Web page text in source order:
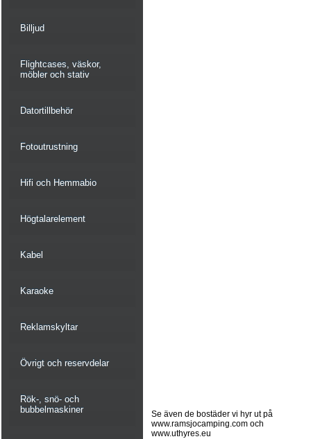
Billjud
Flightcases, väskor,
möbler och stativ
Datortillbehör
Fotoutrustning
Hifi och Hemmabio
Högtalarelement
Kabel
Karaoke
Reklamskyltar
Övrigt och reservdelar
Rök-, snö- och
bubbelmaskiner
Se även de bostäder vi hyr ut på
www.ramsjocamping.com och
www.uthyres.eu